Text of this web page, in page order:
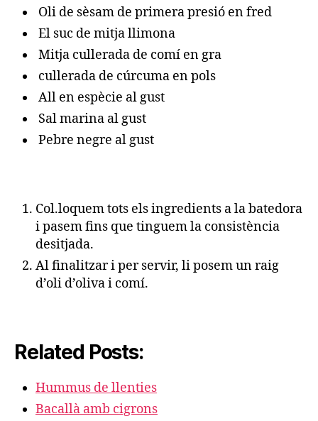
Oli de sèsam de primera presió en fred
El suc de mitja llimona
Mitja cullerada de comí en gra
cullerada de cúrcuma en pols
All en espècie al gust
Sal marina al gust
Pebre negre al gust
Col.loquem tots els ingredients a la batedora
i pasem fins que tinguem la consistència
desitjada.
Al finalitzar i per servir, li posem un raig
d’oli d’oliva i comí.
Related Posts:
Hummus de llenties
Bacallà amb cigrons